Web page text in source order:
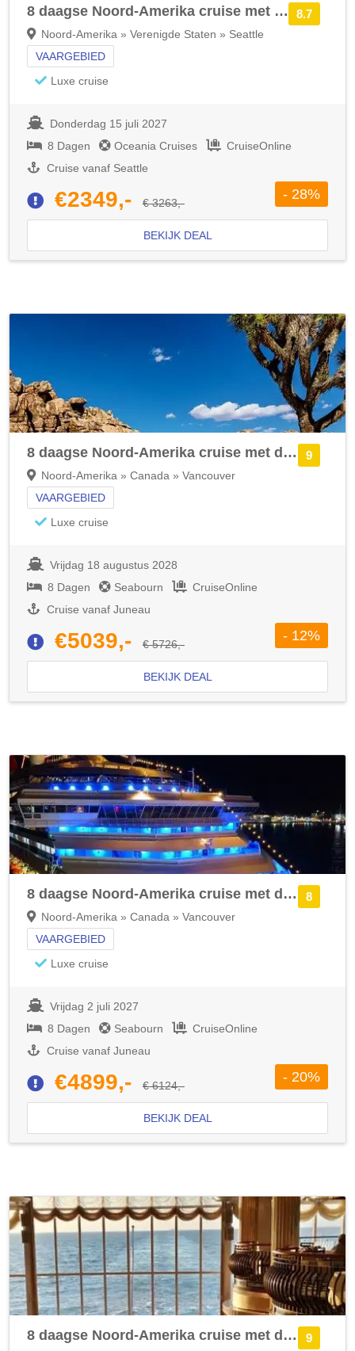
8.7
8 daagse Noord-Amerika cruise met de Oceania Riviera
Noord-Amerika » Verenigde Staten » Seattle
VAARGEBIED
Luxe cruise
Donderdag 15 juli 2027
8 Dagen
Oceania Cruises
CruiseOnline
Cruise vanaf Seattle
€2349,- € 3263,-
- 28%
BEKIJK DEAL
9
8 daagse Noord-Amerika cruise met de Seabourn Encore
Noord-Amerika » Canada » Vancouver
VAARGEBIED
Luxe cruise
Vrijdag 18 augustus 2028
8 Dagen
Seabourn
CruiseOnline
Cruise vanaf Juneau
€5039,- € 5726,-
- 12%
BEKIJK DEAL
8
8 daagse Noord-Amerika cruise met de Seabourn Encore
Noord-Amerika » Canada » Vancouver
VAARGEBIED
Luxe cruise
Vrijdag 2 juli 2027
8 Dagen
Seabourn
CruiseOnline
Cruise vanaf Juneau
€4899,- € 6124,-
- 20%
BEKIJK DEAL
9
8 daagse Noord-Amerika cruise met de Discovery Princess